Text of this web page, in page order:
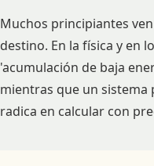
Muchos principiantes
destino. En la física y en
'acumulación de baja
mientras que un sistema
radica en calcular con